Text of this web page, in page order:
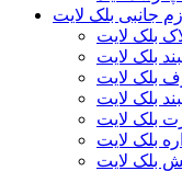
جانبی بلک لایت
بلک لایت
بلک لایت
بلک لایت
بلک لایت
بلک لایت
بلک لایت
بلک لایت